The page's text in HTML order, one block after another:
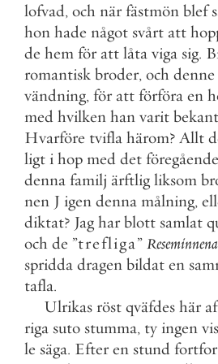
lofvad, och när fästmön blef
hon hade något svårt att
de hem för att låta viga sig.
romantisk broder, och denne
vändning, för att förföra en
med hvilken han varit bekant
Hvarföre tvifla härom? Allt
ligt i hop med det föregående
denna familj ärftlig liksom
nen J igen denna målning,
diktat? Jag har blott samlat
och de ”trefliga” Reseminnena
spridda dragen bildat en
tafla.
Ulrikas röst qväfdes här af
riga suto stumma, ty ingen
le säga. Efter en stund fortfor